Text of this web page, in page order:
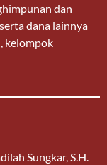
dan
dana lainnya
kelompok
Sungkar, S.H.